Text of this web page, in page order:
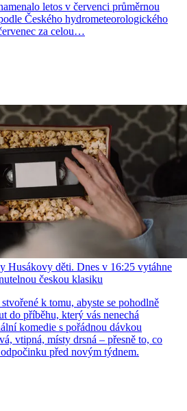
letos v červenci průměrnou
Českého hydrometeorologického
za celou…
Husákovy děti. Dnes v 16:25 vytáhne
českou klasiku
k tomu, abyste se pohodlně
do příběhu, který vás nenechá
komedie s pořádnou dávkou
vtipná, místy drsná – přesně to, co
před novým týdnem.